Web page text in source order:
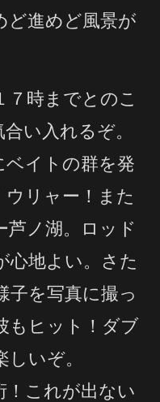
ど進めど風景が
７時までとのこ
い入れるぞ。
ベイトの群を発
ウリャー！また
芦ノ湖。ロッド
心地よい。さた
子を写真に撮っ
もヒット！ダブ
いぞ。
！これが出ない